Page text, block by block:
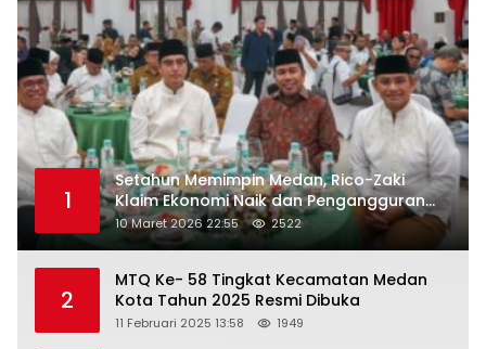
1
Setahun Memimpin Medan, Rico-Zaki
Klaim Ekonomi Naik dan Pengangguran
Turun
10 Maret 2026 22:55 2522
2
MTQ Ke- 58 Tingkat Kecamatan Medan
Kota Tahun 2025 Resmi Dibuka
11 Februari 2025 13:58 1949